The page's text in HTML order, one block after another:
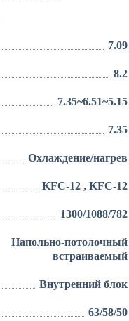
7.09
8.2
7.35~6.51~5.15
7.35
Охлаждение/нагрев
KFC-12 , KFC-12
1300/1088/782
Напольно-потолочный
встраиваемый
Внутренний блок
63/58/50